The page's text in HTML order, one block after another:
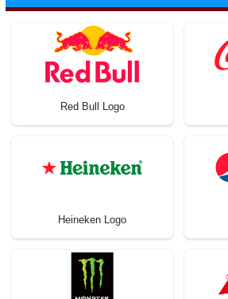
Red Bull Logo
Heineken Logo